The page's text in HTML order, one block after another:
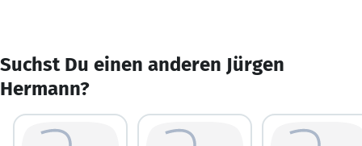
Suchst Du einen anderen Jürgen
Hermann?